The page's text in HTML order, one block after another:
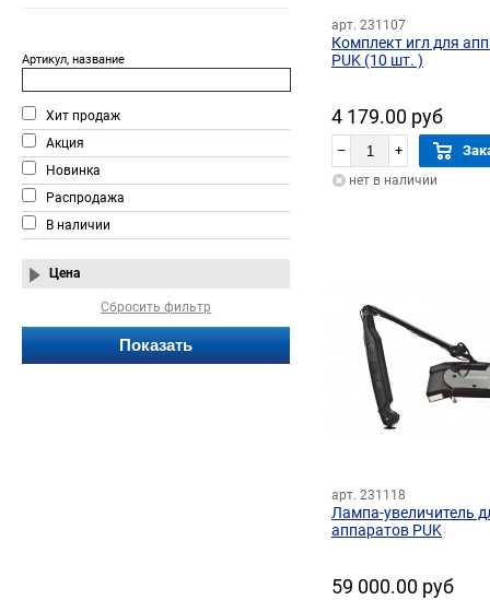
Артикул, название
Хит продаж
Акция
Новинка
Распродажа
В наличии
Цена
Сбросить фильтр
арт. 231107
Комплект игл для
PUK (10 шт. )
4 179.00 руб
– +
нет в наличии
арт. 231118
Лампа-увеличитель
аппаратов PUK
59 000.00 руб